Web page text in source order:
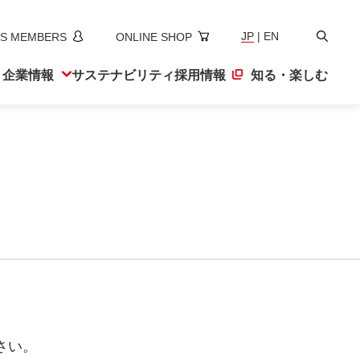
MEMBERS ONLINE SHOP JP | EN
検
企業情報 サステナビリティ採用情報 知る・楽しむ
。